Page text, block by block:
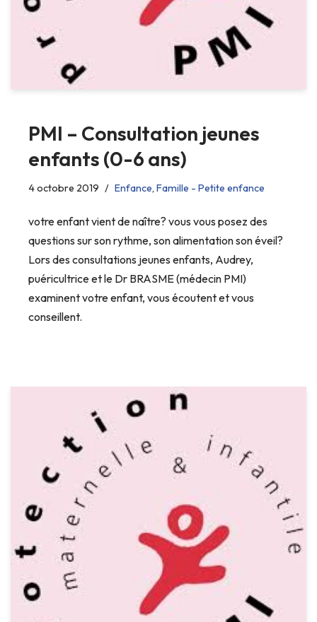
PMI – Consultation jeunes
enfants (0-6 ans)
4 octobre 2019 Enfance, Famille - Petite enfance
votre enfant vient de naître? vous vous posez des
questions sur son rythme, son alimentation son éveil?
Lors des consultations jeunes enfants, Audrey,
puéricultrice et le Dr BRASME (médecin PMI)
examinent votre enfant, vous écoutent et vous
conseillent.